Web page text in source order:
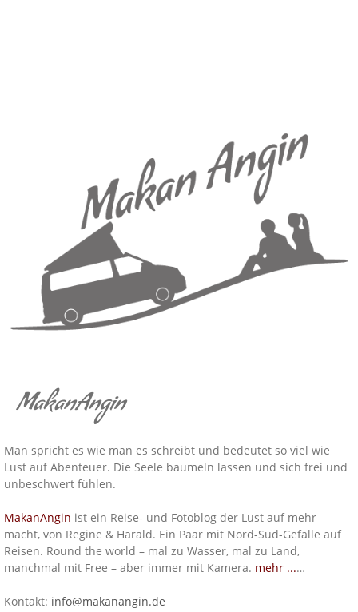
MakanAngin
Man spricht es wie man es schreibt und bedeutet so viel wie
Lust auf Abenteuer. Die Seele baumeln lassen und sich frei und
unbeschwert fühlen.
MakanAngin ist ein Reise- und Fotoblog der Lust auf mehr
macht, von Regine & Harald. Ein Paar mit Nord-Süd-Gefälle auf
Reisen. Round the world – mal zu Wasser, mal zu Land,
manchmal mit Free – aber immer mit Kamera. mehr ...…
Kontakt: info@makanangin.de